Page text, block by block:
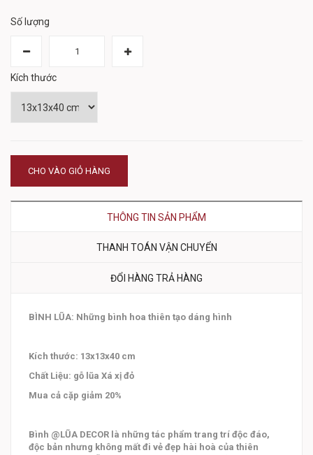
Số lượng
Kích thước
CHO VÀO GIỎ HÀNG
THÔNG TIN SẢN PHẨM
THANH TOÁN VẬN CHUYỂN
ĐỔI HÀNG TRẢ HÀNG
BÌNH LŨA: Những bình hoa thiên tạo dáng hình
Kích thước: 13x13x40 cm
Chất Liệu: gỗ lũa Xá xị đỏ
Mua cả cặp giảm 20%
Bình @LŨA DECOR là những tác phẩm trang trí độc đáo,
độc bản nhưng không mất đi vẻ đẹp hài hoà của thiên